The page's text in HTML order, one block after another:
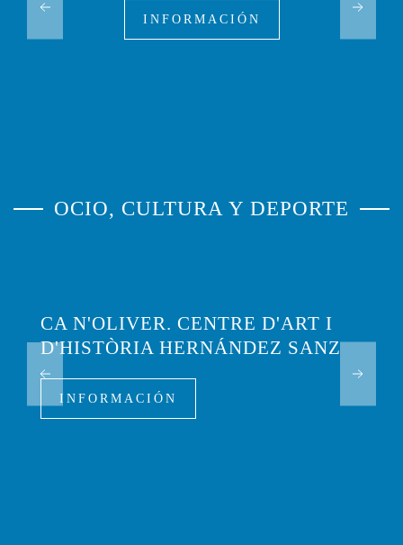
INFORMACIÓN
OCIO, CULTURA Y DEPORTE
CA N'OLIVER. CENTRE D'ART I
D'HISTÒRIA HERNÁNDEZ SANZ
INFORMACIÓN